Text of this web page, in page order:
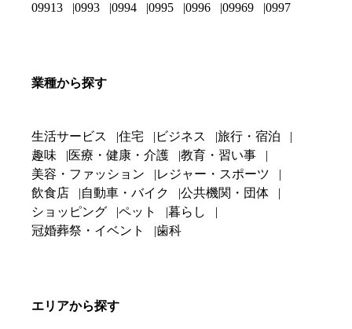
09913
0993 0994 0995 0996 09969 0997
業種から探す
生活サービス 住宅 ビジネス
旅行・宿泊
趣味
医療・健康・介護
教育・習い事
美容・ファッション
レジャー・スポーツ
飲食店
自動車・バイク
公共機関・団体
ショッピング
ペット
暮らし
冠婚葬祭・イベント
歯科
エリアから探す